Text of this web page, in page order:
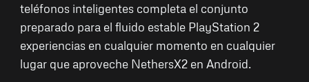
teléfonos inteligentes completa el conjunto
preparado para el fluido estable PlayStation 2
experiencias en cualquier momento en cualquier
lugar que aproveche NethersX2 en Android.